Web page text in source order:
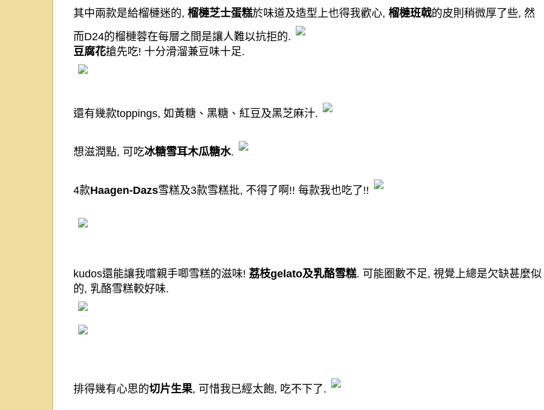
其中兩款是給榴槤迷的, 榴槤芝士蛋糕於味道及造型上也得我歡心, 榴槤班戟的皮則稍微厚了些, 然
而D24的榴槤蓉在每層之間是讓人難以抗拒的.
豆腐花搶先吃! 十分滑溜兼豆味十足.
還有幾款toppings, 如黃糖、黑糖、紅豆及黑芝麻汁.
想滋潤點, 可吃冰糖雪耳木瓜糖水.
4款Haagen-Dazs雪糕及3款雪糕批, 不得了啊!! 每款我也吃了!!
kudos還能讓我嚐親手唧雪糕的滋味! 荔枝gelato及乳酪雪糕. 可能圈數不足, 視覺上總是欠缺甚麼似
的, 乳酪雪糕較好味.
排得幾有心思的切片生果, 可惜我已經太飽, 吃不下了.